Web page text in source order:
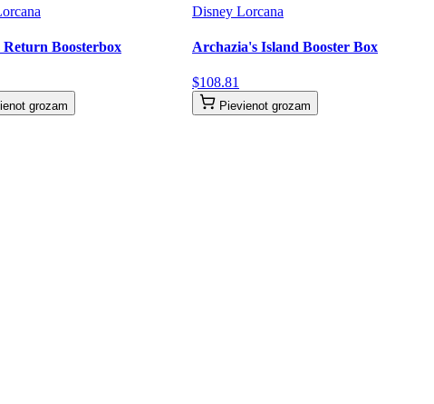
Return Boosterbox
grozam
Disney Lorcana
Archazia's Island Booster Box
$108.81
Pievienot grozam